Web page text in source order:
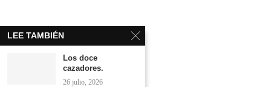
LEE TAMBIÉN
Los doce
cazadores.
26 julio, 2026